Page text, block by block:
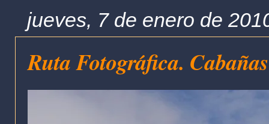
jueves, 7 de enero de
Ruta Fotográfica.